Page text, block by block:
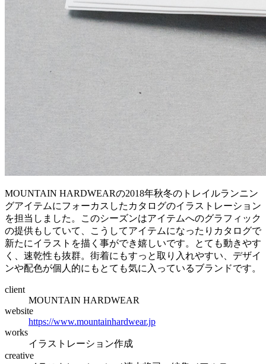
MOUNTAIN HARDWEARの2018年秋冬のトレイルランニン
グアイテムにフォーカスしたカタログのイラストレーション
を担当しました。このシーズンはアイテムへのグラフィック
の提供もしていて、こうしてアイテムになったりカタログで
新たにイラストを描く事ができ嬉しいです。とても動きやす
く、速乾性も抜群。街着にもすっと取り入れやすい、デザイ
ンや配色が個人的にもとても気に入っているブランドです。
client
MOUNTAIN HARDWEAR
website
https://www.mountainhardwear.jp
works
イラストレーション作成
creative